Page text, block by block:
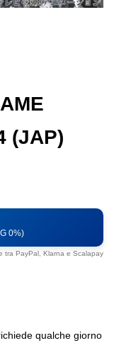
(JAP)
0%)
tra PayPal, Klarna e Scalapay
qualche giorno